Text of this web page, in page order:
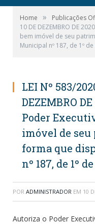
Home » Publicações
10 DE DEZEMBRO DE
bem imóvel de seu
Municipal nº 187, de 1º
LEI Nº 583/
DEZEMBRO
Poder
imóvel de
forma que
nº 187, de 1º
POR ADMINISTRADOR EM 10
Autoriza o Poder